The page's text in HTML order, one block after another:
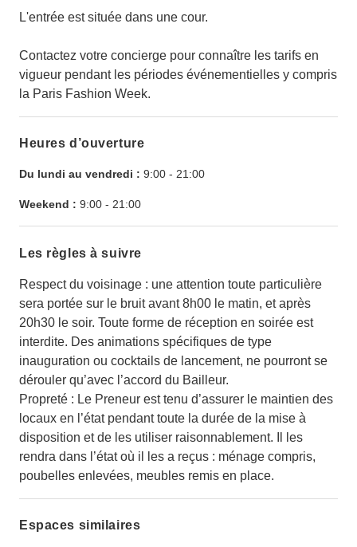
L'entrée est située dans une cour.
Contactez votre concierge pour connaître les tarifs en
vigueur pendant les périodes événementielles y compris
la Paris Fashion Week.
Heures d’ouverture
Du lundi au vendredi : 9:00 - 21:00
Weekend : 9:00 - 21:00
Les règles à suivre
Respect du voisinage : une attention toute particulière
sera portée sur le bruit avant 8h00 le matin, et après
20h30 le soir. Toute forme de réception en soirée est
interdite. Des animations spécifiques de type
inauguration ou cocktails de lancement, ne pourront se
dérouler qu’avec l’accord du Bailleur.
Propreté : Le Preneur est tenu d’assurer le maintien des
locaux en l’état pendant toute la durée de la mise à
disposition et de les utiliser raisonnablement. Il les
rendra dans l’état où il les a reçus : ménage compris,
poubelles enlevées, meubles remis en place.
Espaces similaires